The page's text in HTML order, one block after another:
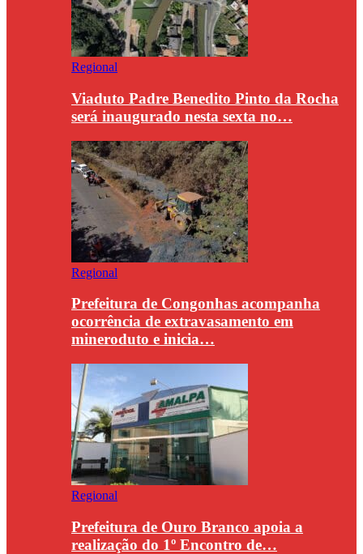
Regional
Viaduto Padre Benedito Pinto da Rocha
será inaugurado nesta sexta no…
Regional
Prefeitura de Congonhas acompanha
ocorrência de extravasamento em
mineroduto e inicia…
Regional
Prefeitura de Ouro Branco apoia a
realização do 1º Encontro de…